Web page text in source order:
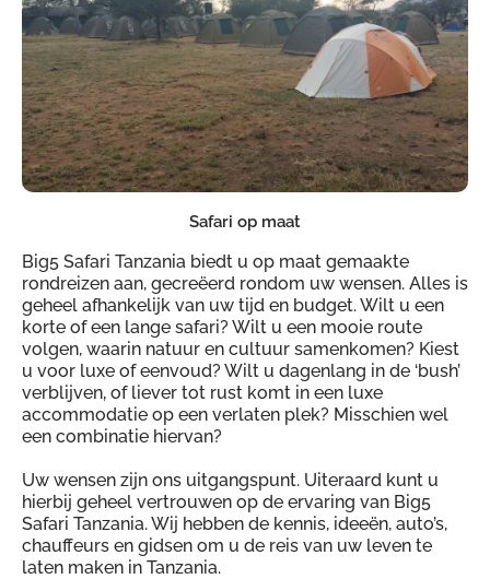
Safari op maat
Big5 Safari Tanzania biedt u op maat gemaakte
rondreizen aan, gecreëerd rondom uw wensen. Alles is
geheel afhankelijk van uw tijd en budget. Wilt u een
korte of een lange safari? Wilt u een mooie route
volgen, waarin natuur en cultuur samenkomen? Kiest
u voor luxe of eenvoud? Wilt u dagenlang in de ‘bush’
verblijven‚ of liever tot rust komt in een luxe
accommodatie op een verlaten plek? Misschien wel
een combinatie hiervan?
Uw wensen zijn ons uitgangspunt. Uiteraard kunt u
hierbij geheel vertrouwen op de ervaring van Big5
Safari Tanzania. Wij hebben de kennis, ideeën, auto’s,
chauffeurs en gidsen om u de reis van uw leven te
laten maken in Tanzania.